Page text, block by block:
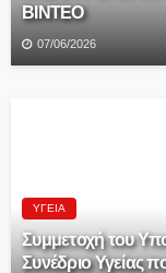
ΒΙΝΤΕΟ
07/06/2026
ΥΓΕΊΑ
Συμμετοχή του
Συνέδριο Υγείας